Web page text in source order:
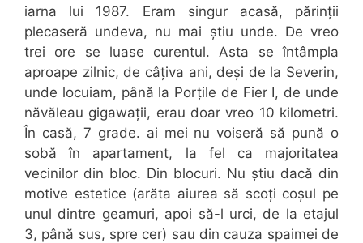
iarna lui 1987. Eram singur acasă, părinții
plecaseră undeva, nu mai știu unde. De vreo
trei ore se luase curentul. Asta se întâmpla
aproape zilnic, de câțiva ani, deși de la Severin,
unde locuiam, până la Porțile de Fier I, de unde
năvăleau gigawații, erau doar vreo 10 kilometri.
În casă, 7 grade. ai mei nu voiseră să pună o
sobă în apartament, la fel ca majoritatea
vecinilor din bloc. Din blocuri. Nu știu dacă din
motive estetice (arăta aiurea să scoți coșul pe
unul dintre geamuri, apoi să-l urci, de la etajul
3, până sus, spre cer) sau din cauza spaimei de